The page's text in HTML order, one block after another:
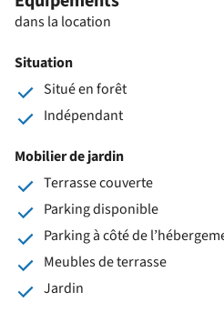
dans la location
Situation
Situé en forêt
Indépendant
Mobilier de jardin
Terrasse couverte
Parking disponible
Parking à côté de
Meubles de terrasse
Jardin